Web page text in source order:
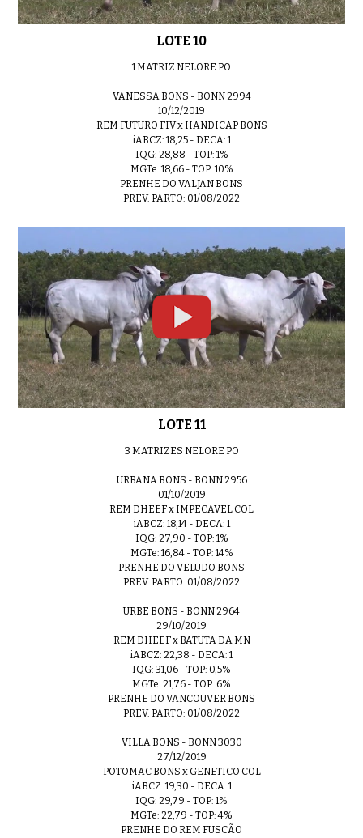
LOTE 10
1 MATRIZ NELORE PO
VANESSA BONS - BONN 2994
10/12/2019
REM FUTURO FIV x HANDICAP BONS
iABCZ: 18,25 - DECA: 1
IQG: 28,88 - TOP: 1%
MGTe: 18,66 - TOP: 10%
PRENHE DO VALJAN BONS
PREV. PARTO: 01/08/2022
LOTE 11
3 MATRIZES NELORE PO
URBANA BONS - BONN 2956
01/10/2019
REM DHEEF x IMPECAVEL COL
iABCZ: 18,14 - DECA: 1
IQG: 27,90 - TOP: 1%
MGTe: 16,84 - TOP: 14%
PRENHE DO VELUDO BONS
PREV. PARTO: 01/08/2022
URBE BONS - BONN 2964
29/10/2019
REM DHEEF x BATUTA DA MN
iABCZ: 22,38 - DECA: 1
IQG: 31,06 - TOP: 0,5%
MGTe: 21,76 - TOP: 6%
PRENHE DO VANCOUVER BONS
PREV. PARTO: 01/08/2022
VILLA BONS - BONN 3030
27/12/2019
POTOMAC BONS x GENETICO COL
iABCZ: 19,30 - DECA: 1
IQG: 29,79 - TOP: 1%
MGTe: 22,79 - TOP: 4%
PRENHE DO REM FUSCÃO